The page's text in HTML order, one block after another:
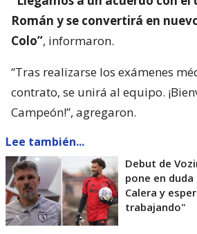
Román y se convertirá en
Colo”, informaron.
“Tras realizarse los exámenes
contrato, se unirá al equipo.
Campeón!”, agregaron.
Lee también...
Debut de
pone en
Calera y
trabajando"